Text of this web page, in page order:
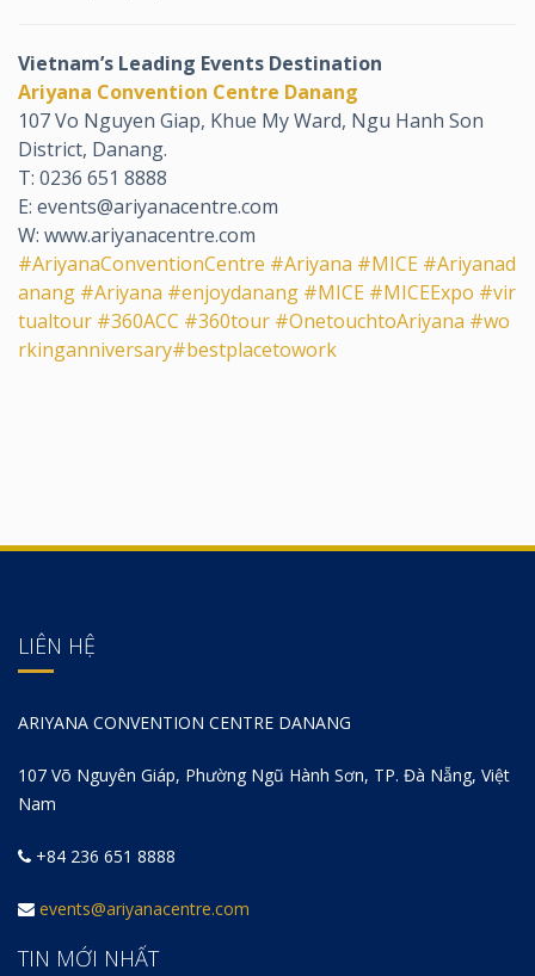
Vietnam’s Leading Events Destination
Ariyana Convention Centre Danang
107 Vo Nguyen Giap, Khue My Ward, Ngu Hanh Son
District, Danang.
T: 0236 651 8888
E: events@ariyanacentre.com
W: www.ariyanacentre.com
#AriyanaConventionCentre #Ariyana #MICE #Ariyanad
anang #Ariyana #enjoydanang #MICE #MICEExpo #vir
tualtour #360ACC #360tour #OnetouchtoAriyana #wo
rkinganniversary#bestplacetowork
LIÊN HỆ
ARIYANA CONVENTION CENTRE DANANG
107 Võ Nguyên Giáp, Phường Ngũ Hành Sơn, TP. Đà Nẵng, Việt
Nam
+84 236 651 8888
events@ariyanacentre.com
TIN MỚI NHẤT